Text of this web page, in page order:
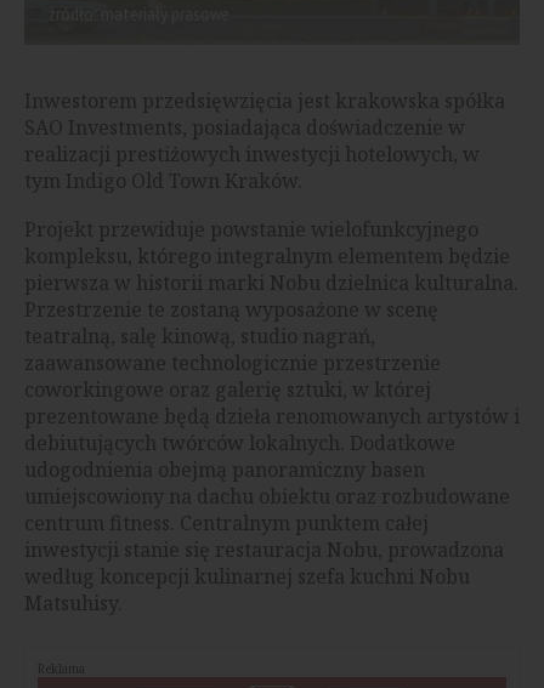
Inwestorem przedsięwzięcia jest krakowska spółka
SAO Investments, posiadająca doświadczenie w
realizacji prestiżowych inwestycji hotelowych, w
tym Indigo Old Town Kraków.
Projekt przewiduje powstanie wielofunkcyjnego
kompleksu, którego integralnym elementem będzie
pierwsza w historii marki Nobu dzielnica kulturalna.
Przestrzenie te zostaną wyposażone w scenę
teatralną, salę kinową, studio nagrań,
zaawansowane technologicznie przestrzenie
coworkingowe oraz galerię sztuki, w której
prezentowane będą dzieła renomowanych artystów i
debiutujących twórców lokalnych. Dodatkowe
udogodnienia obejmą panoramiczny basen
umiejscowiony na dachu obiektu oraz rozbudowane
centrum fitness. Centralnym punktem całej
inwestycji stanie się restauracja Nobu, prowadzona
według koncepcji kulinarnej szefa kuchni Nobu
Matsuhisy.
Reklama